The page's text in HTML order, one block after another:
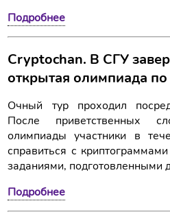
Подробнее
Cryptochan. В СГУ
открытая олимпиада
Очный тур проходил
После приветственных
олимпиады участники в
справиться с
заданиями, подготовленными
Подробнее